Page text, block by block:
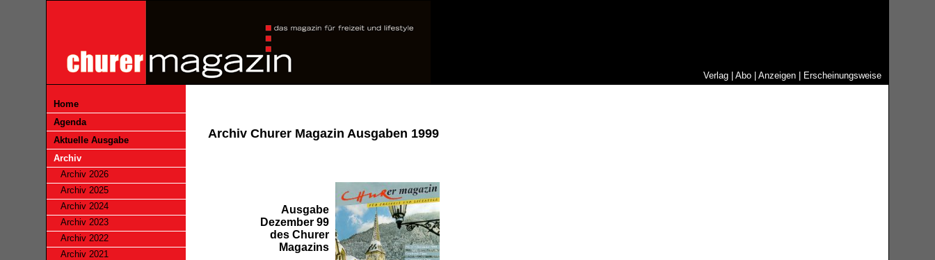
Verlag| Abo| Anzeigen| Erscheinungsweise
Home
Agenda
Aktuelle Ausgabe
Archiv
Archiv 2026
Archiv 2025
Archiv 2024
Archiv 2023
Archiv 2022
Archiv 2021
Archiv Churer Magazin Ausgaben 1999
Ausgabe
Dezember 99
des Churer
Magazins